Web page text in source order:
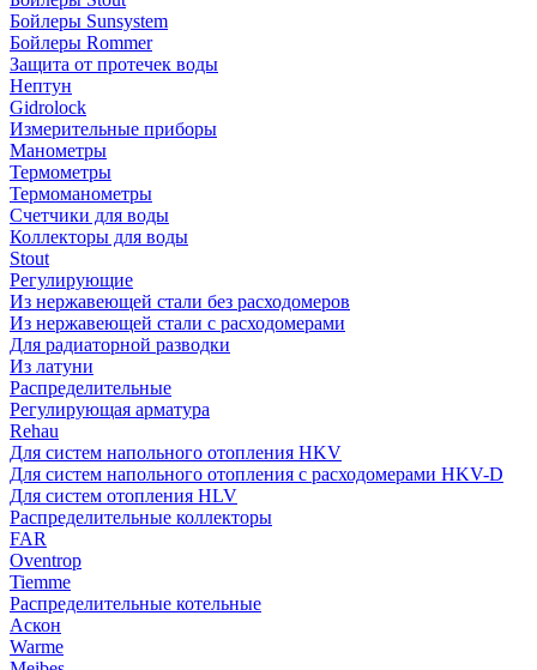
Бойлеры Sunsystem
Бойлеры Rommer
Защита от протечек воды
Нептун
Gidrolock
Измерительные приборы
Манометры
Термометры
Термоманометры
Счетчики для воды
Коллекторы для воды
Stout
Регулирующие
Из нержавеющей стали без расходомеров
Из нержавеющей стали с расходомерами
Для радиаторной разводки
Из латуни
Распределительные
Регулирующая арматура
Rehau
Для систем напольного отопления HKV
Для систем напольного отопления с расходомерами HKV-D
Для систем отопления HLV
Распределительные коллекторы
FAR
Oventrop
Tiemme
Распределительные котельные
Аскон
Warme